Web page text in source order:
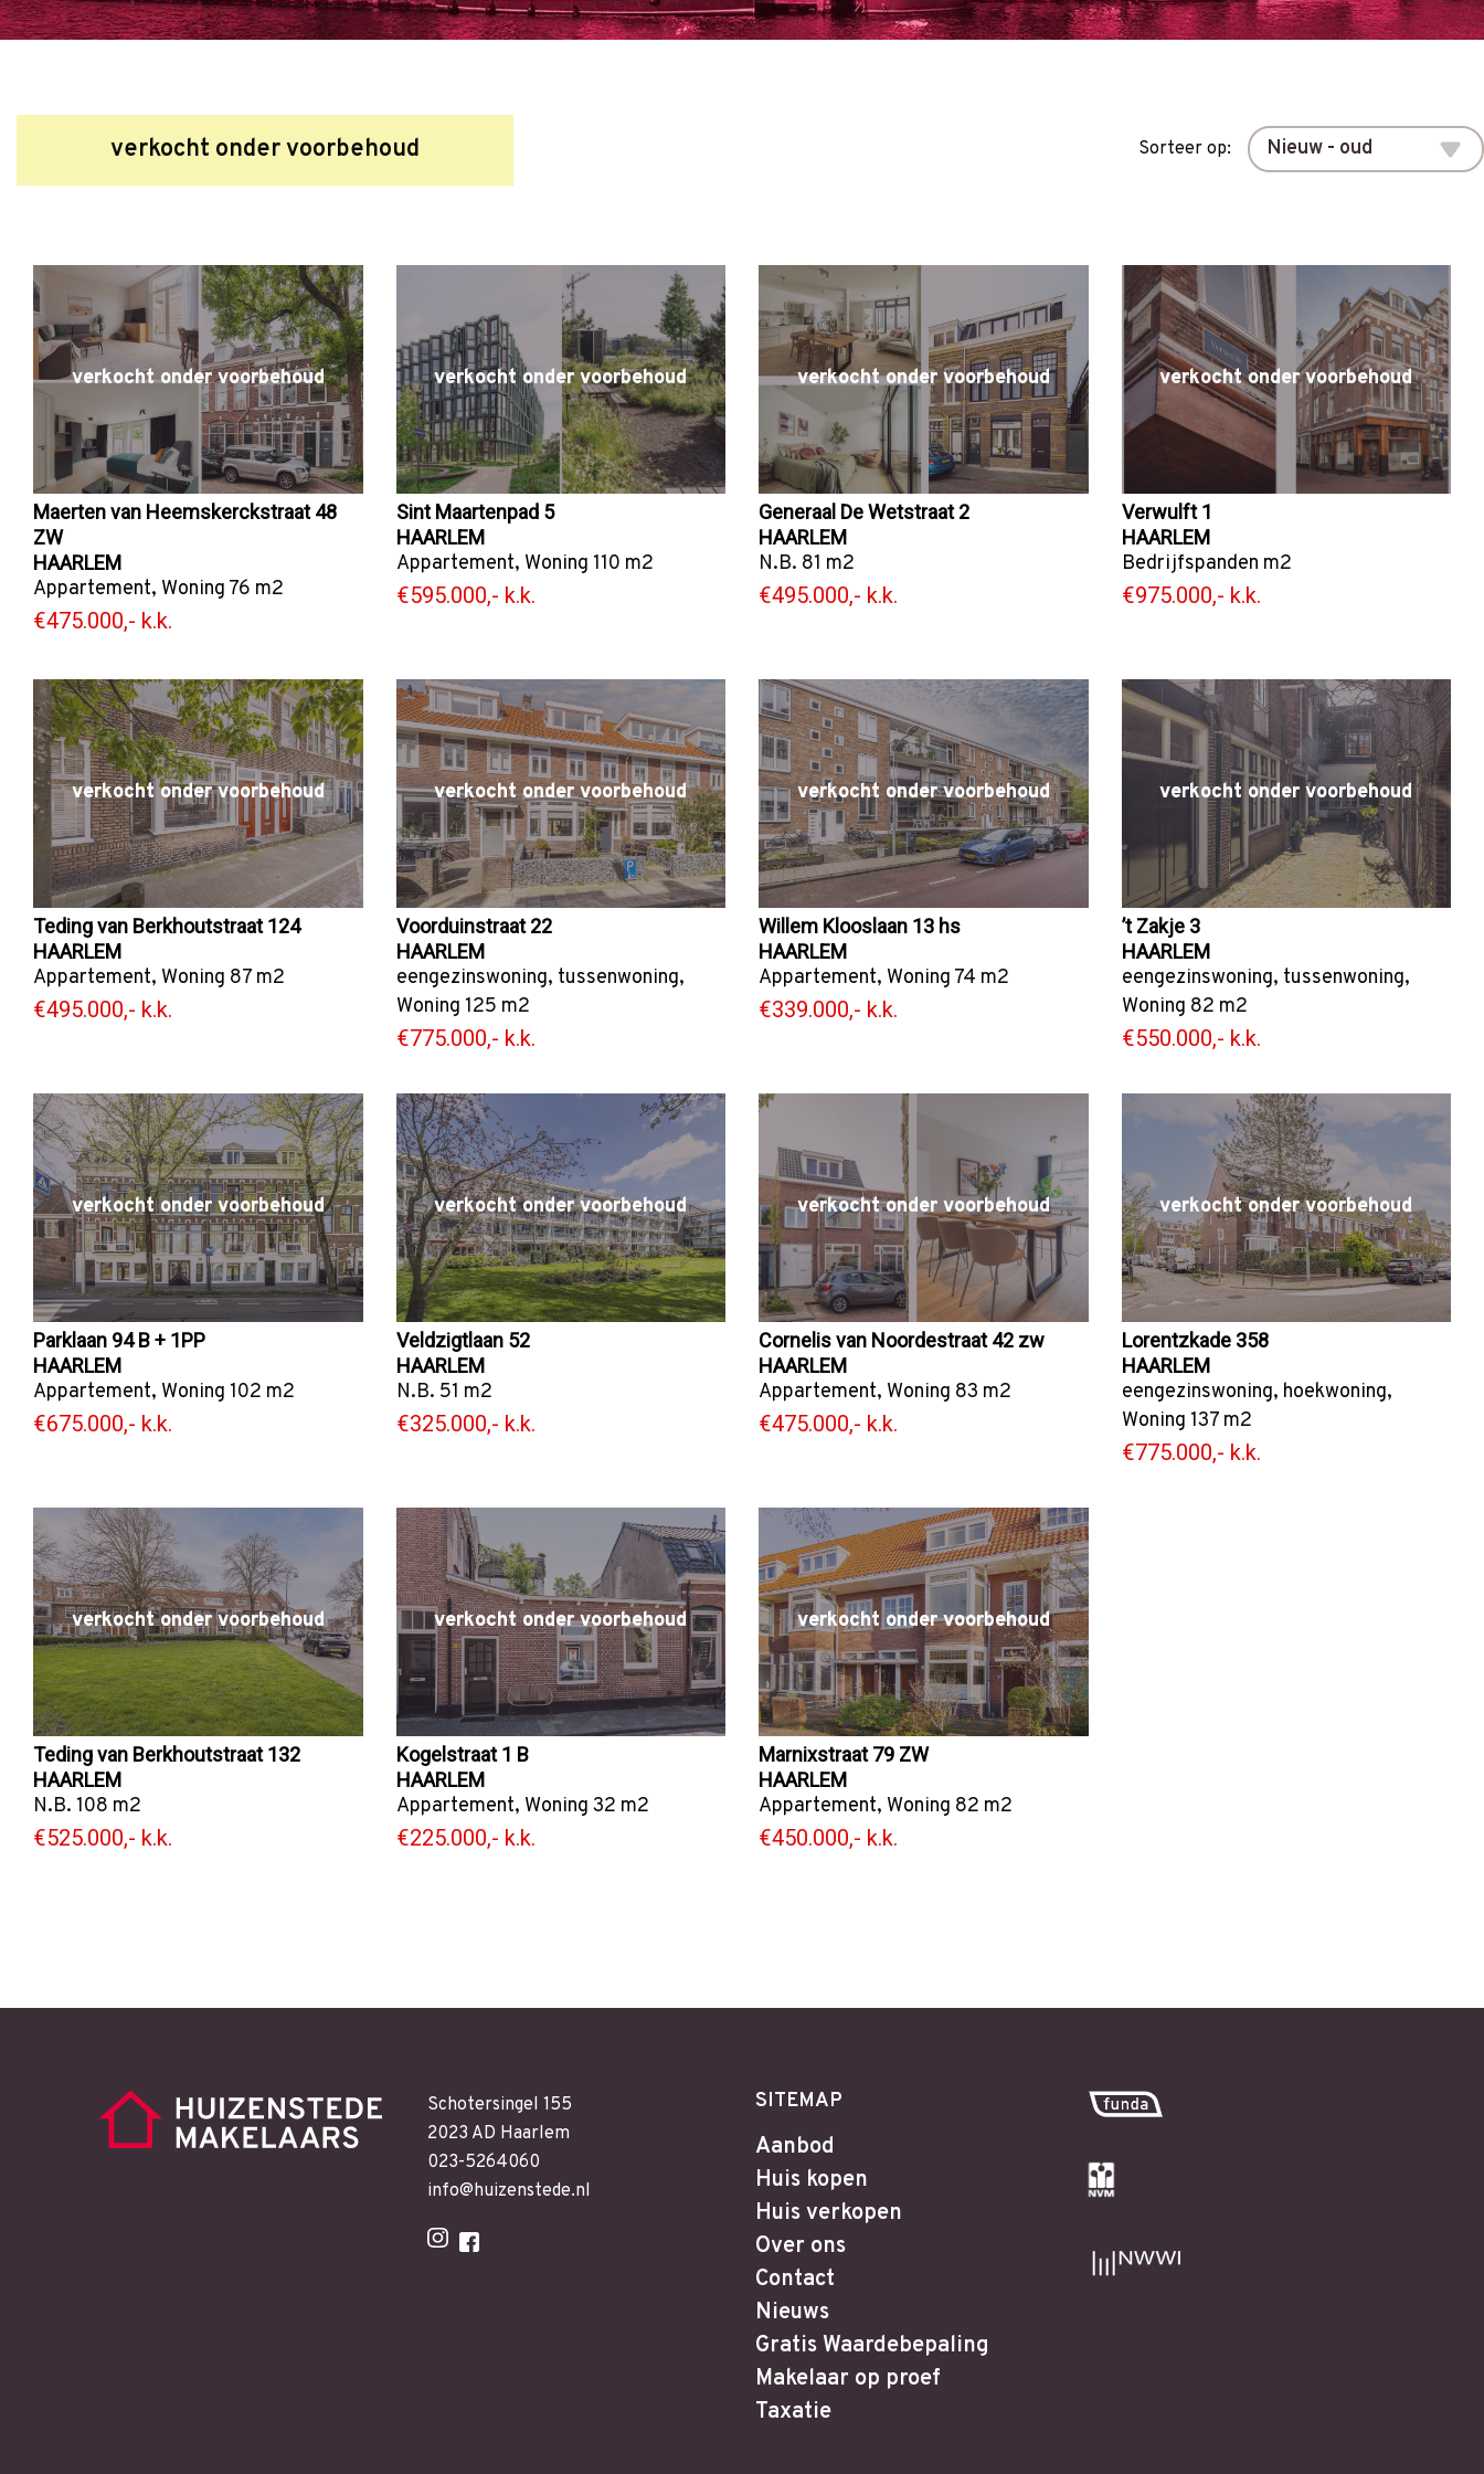
verkocht onder voorbehoud Sorteer op:
verkocht onder voorbehoud
Maerten van Heemskerckstraat 48
ZW
HAARLEM
Appartement, Woning 76 m2
€475.000,- k.k.
verkocht onder voorbehoud
Sint Maartenpad 5
HAARLEM
Appartement, Woning 110 m2
€595.000,- k.k.
verkocht onder voorbehoud
Generaal De Wetstraat 2
HAARLEM
N.B. 81 m2
€495.000,- k.k.
verkocht onder voorbehoud
Verwulft 1
HAARLEM
Bedrijfspanden m2
€975.000,- k.k.
verkocht onder voorbehoud
Teding van Berkhoutstraat 124
HAARLEM
Appartement, Woning 87 m2
€495.000,- k.k.
verkocht onder voorbehoud
Voorduinstraat 22
HAARLEM
eengezinswoning, tussenwoning,
Woning 125 m2
€775.000,- k.k.
verkocht onder voorbehoud
Willem Klooslaan 13 hs
HAARLEM
Appartement, Woning 74 m2
€339.000,- k.k.
verkocht onder voorbehoud
’t Zakje 3
HAARLEM
eengezinswoning, tussenwoning,
Woning 82 m2
€550.000,- k.k.
verkocht onder voorbehoud
Parklaan 94 B + 1PP
HAARLEM
Appartement, Woning 102 m2
€675.000,- k.k.
verkocht onder voorbehoud
Veldzigtlaan 52
HAARLEM
N.B. 51 m2
€325.000,- k.k.
verkocht onder voorbehoud
Cornelis van Noordestraat 42 zw
HAARLEM
Appartement, Woning 83 m2
€475.000,- k.k.
verkocht onder voorbehoud
Lorentzkade 358
HAARLEM
eengezinswoning, hoekwoning,
Woning 137 m2
€775.000,- k.k.
verkocht onder voorbehoud
Teding van Berkhoutstraat 132
HAARLEM
N.B. 108 m2
€525.000,- k.k.
verkocht onder voorbehoud
Kogelstraat 1 B
HAARLEM
Appartement, Woning 32 m2
€225.000,- k.k.
verkocht onder voorbehoud
Marnixstraat 79 ZW
HAARLEM
Appartement, Woning 82 m2
€450.000,- k.k.
Schotersingel 155
2023 AD Haarlem
023-5264060
info@huizenstede.nl
SITEMAP
Aanbod
Huis kopen
Huis verkopen
Over ons
Contact
Nieuws
Gratis Waardebepaling
Makelaar op proef
Taxatie